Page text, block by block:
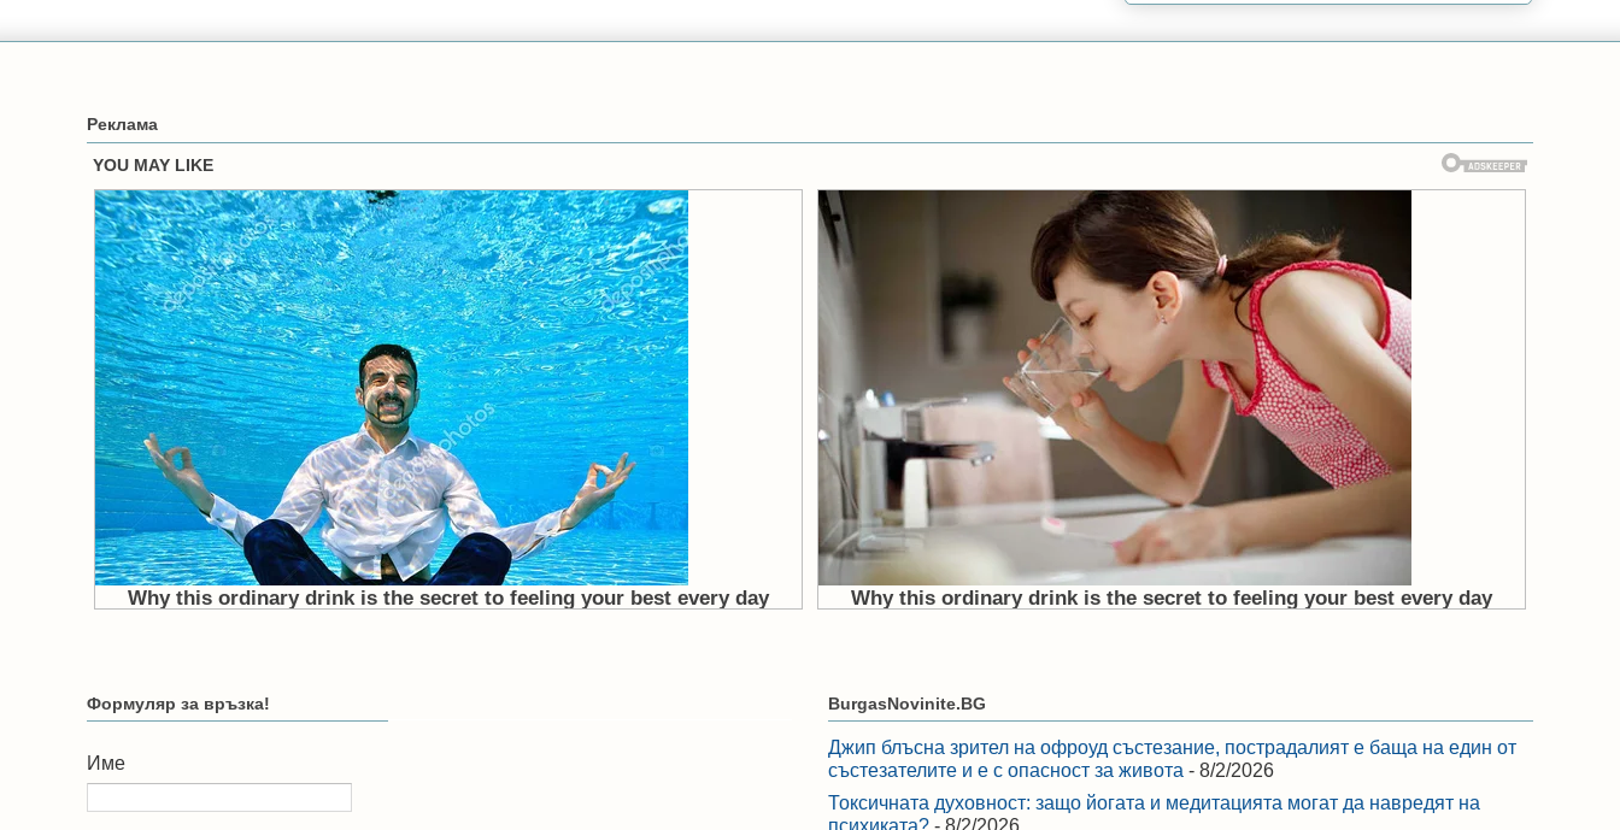
Реклама
Формуляр за връзка!
Име
BurgasNovinite.BG
Джип блъсна зрител на офроуд състезание, пострадалият е баща на един от
състезателите и е с опасност за живота - 8/2/2026
Токсичната духовност: защо йогата и медитацията могат да навредят на